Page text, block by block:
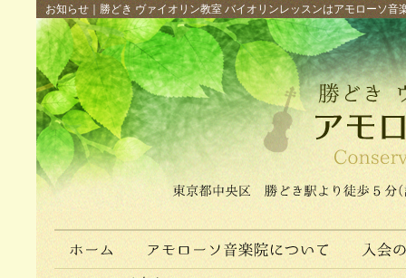
お知らせ｜勝どき ヴァイオリン教室 バイオリンレッスンはアモローソ